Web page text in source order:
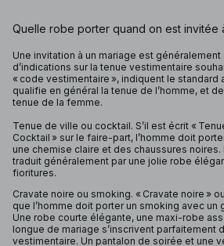
Quelle robe porter quand on est invitée
Une invitation à un mariage est
d’indications sur la tenue vestimentaire
« code vestimentaire », indiquent le standard
qualifie en général la tenue de l’homme, et
tenue de la femme.
Tenue de ville ou cocktail. S’il est écrit «
Cocktail » sur le faire-part, l’homme doit
une chemise claire et des chaussures
traduit généralement par une jolie robe
fioritures.
Cravate noire ou smoking. « Cravate noire »
que l’homme doit porter un smoking avec un
Une robe courte élégante, une maxi-robe
longue de mariage s’inscrivent parfaitement
vestimentaire. Un pantalon de soirée et une